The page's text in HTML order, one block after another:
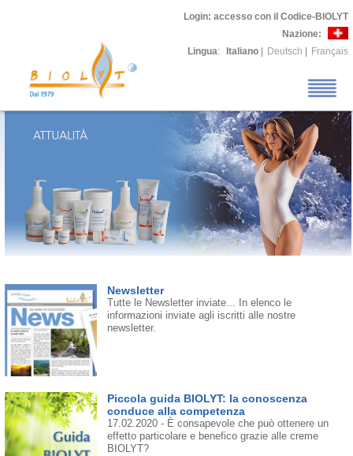
Login: accesso con il Codice-BIOLYT
Nazione:
Lingua: Italiano Deutsch Français
Newsletter
Tutte le Newsletter inviate... In elenco le
informazioni inviate agli iscritti alle nostre
newsletter.
Piccola guida BIOLYT: la conoscenza
conduce alla competenza
17.02.2020 - È consapevole che può ottenere un
effetto particolare e benefico grazie alle creme
BIOLYT?